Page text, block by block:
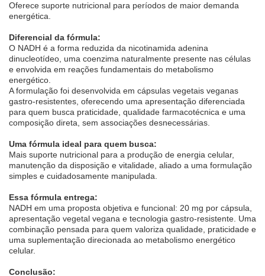
Oferece suporte nutricional para períodos de maior demanda
energética.
Diferencial da fórmula:
O NADH é a forma reduzida da nicotinamida adenina
dinucleotídeo, uma coenzima naturalmente presente nas células
e envolvida em reações fundamentais do metabolismo
energético.
A formulação foi desenvolvida em cápsulas vegetais veganas
gastro-resistentes, oferecendo uma apresentação diferenciada
para quem busca praticidade, qualidade farmacotécnica e uma
composição direta, sem associações desnecessárias.
Uma fórmula ideal para quem busca:
Mais suporte nutricional para a produção de energia celular,
manutenção da disposição e vitalidade, aliado a uma formulação
simples e cuidadosamente manipulada.
Essa fórmula entrega:
NADH em uma proposta objetiva e funcional: 20 mg por cápsula,
apresentação vegetal vegana e tecnologia gastro-resistente. Uma
combinação pensada para quem valoriza qualidade, praticidade e
uma suplementação direcionada ao metabolismo energético
celular.
Conclusão: